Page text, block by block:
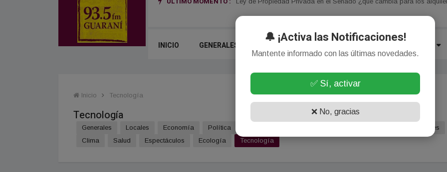
INICIO GENERALES LOCALES
Inicio Tecnología
Tecnología
Generales Locales Economía Política
Internacionales
Clima
Salud Espectáculos Ecología Tecnología
🔔 ¡Activa las Notificaciones!
Mantente informado con las últimas novedades.
✅ Sí, activar
❌ No, gracias